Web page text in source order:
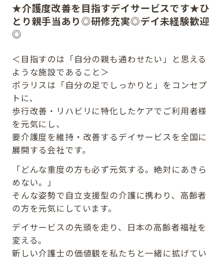
★介護度改善を目指すデイサービスです★ひ
とり親手当あり◎研修充実◎デイ未経験歓迎
◎
＜目指すのは「自分の親も通わせたい」と思える
ような施設であること＞
ポラリスは「自分の足でしっかりと」をコンセプ
トに、
歩行改善・リハビリに特化したケアでご利用者様
を元気にし、
要介護度を維持・改善するデイサービスを全国に
展開する会社です。
「どんな重度の方も必ず元気する。絶対にあきら
めない。」
そんな姿勢で自立支援型の介護に携わり、高齢者
の方を元気にしています。
デイサービスの先頭を走り、日本の高齢者福祉を
変える。
新しい介護士の価値観を私たちと一緒に拡げてい